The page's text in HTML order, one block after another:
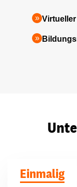
Einmalig